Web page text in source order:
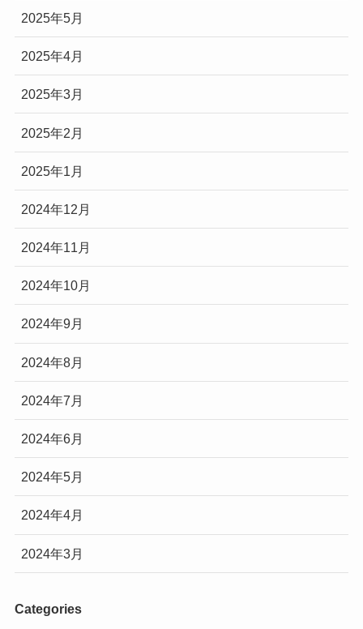
2025年5月
2025年4月
2025年3月
2025年2月
2025年1月
2024年12月
2024年11月
2024年10月
2024年9月
2024年8月
2024年7月
2024年6月
2024年5月
2024年4月
2024年3月
Categories